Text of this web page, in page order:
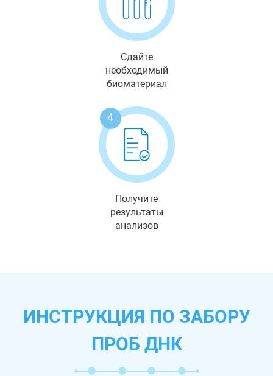
Сдайте
необходимый
биоматериал
4
Получите
результаты
анализов
ИНСТРУКЦИЯ ПО ЗАБОРУ
ПРОБ ДНК